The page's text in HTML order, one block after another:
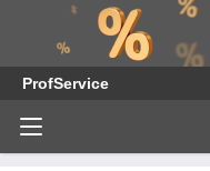
ProfService